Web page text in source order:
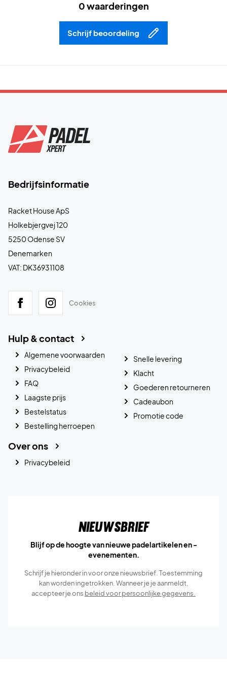
Rubberversterkte neusverhoogt de slijtvastheid op
Beweeg snel en vol vertrouwen – bestel de Nike Vapor
Kleur:Light Silver/Phantom.
Deze schoen is ontworpen voor harde ondergronden, maar
0 waarderingen
Schrijf beoordeling
Bedrijfsinformatie
Racket House ApS
Holkebjergvej 120
5250 Odense SV
Denemarken
VAT: DK36931108
Cookies
Hulp & contact
Algemene voorwaarden
Privacybeleid
FAQ
Laagste prijs
Bestelstatus
Bestelling herroepen
Snelle levering
Klacht
Goederen retourneren
Cadeaubon
Promotie code
Over ons
Privacybeleid
Nieuwsbrief
Blijf op de hoogte van nieuwe padelartikelen en -
evenementen.
Schrijf je hieronder in voor onze nieuwsbrief. Toestemming
kan worden ingetrokken. Wanneer je je aanmeldt,
accepteer je ons beleid voor persoonlijke gegevens.